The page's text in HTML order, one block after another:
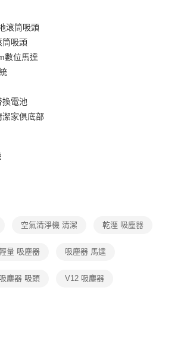
行
行
滾筒吸頭
筒吸頭
數位馬達
換電池
家俱底部
空氣清淨機 清潔 乾溼 吸塵器
量 吸塵器 吸塵器 馬達
吸塵器 吸頭 V12 吸塵器